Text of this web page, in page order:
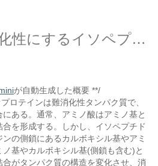
タンパクを難消化性にするイソペプチド結合とは何か？
が自動生成した概要 **/
ロテインは難消化性タンパク質で、
ある。通常、アミノ酸はアミノ基と
を形成する。しかし、イソペプチド
の側鎖にあるカルボキシル基やアミ
基やカルボキシル基(側鎖も含む)と
がタンパク質の構造を変化させ、消